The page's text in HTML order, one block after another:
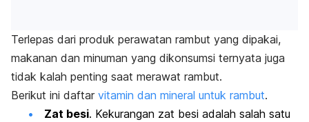
Terlepas dari produk perawatan rambut yang dipakai,
makanan dan minuman yang dikonsumsi ternyata juga
tidak kalah penting saat merawat rambut.
Berikut ini daftar vitamin dan mineral untuk rambut.
Zat besi. Kekurangan zat besi adalah salah satu